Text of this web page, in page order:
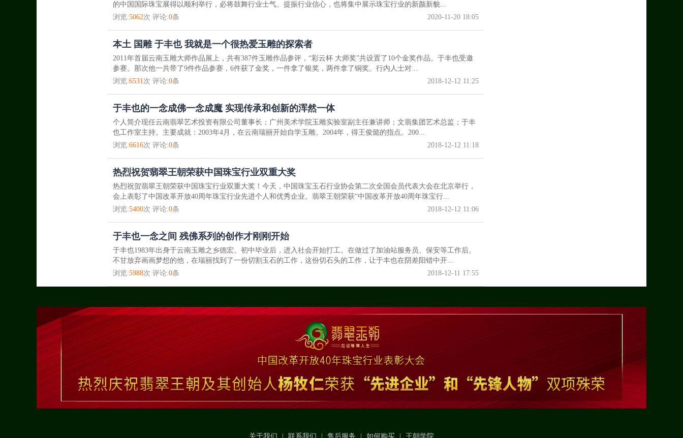
的中国国际珠宝展得以顺利举行，必将鼓舞行业士气、提振行业信心，也将集中展示珠宝行业的新颜新貌...
浏览:5062次 评论:0条 2020-11-20 18:05
本土 国雕 于丰也 我就是一个很热爱玉雕的探索者
2011年首届云南玉雕大师作品展上，共有387件玉雕作品参评，“彩云杯 大师奖”共设置了10个金奖作品。于丰也受邀
参赛。那次他一共带了9件作品参赛，6件获了金奖，一件拿了银奖，两件拿了铜奖。行内人士对...
浏览:6531次 评论:0条 2018-12-12 11:25
于丰也的一念成佛一念成魔 实现传承和创新的浑然一体
个人简介现任云南翡翠艺术投资有限公司董事长；广州美术学院玉雕实验室副主任兼讲师；文翡集团艺术总监；于丰
也工作室主持。主要成就：2003年4月，在云南瑞丽开始自学玉雕。2004年，得王俊懿的指点。200...
浏览:6616次 评论:0条 2018-12-12 11:18
热烈祝贺翡翠王朝荣获中国珠宝行业双重大奖
热烈祝贺翡翠王朝荣获中国珠宝行业双重大奖！今天，中国珠宝玉石行业协会第二次全国会员代表大会在北京举行，
会上表彰了中国改革开放40周年珠宝行业先进个人和优秀企业。翡翠王朝荣获“中国改革开放40周年珠宝行...
浏览:5400次 评论:0条 2018-12-12 11:06
于丰也一念之间 残佛系列的创作才刚刚开始
于丰也1983年出身于云南玉雕之乡德宏。初中毕业后，进入社会开始打工。在做过了加油站服务员、保安等工作后。
不甘放弃画画梦想的他，在瑞丽找到了一份切割玉石的工作，这份切石头的工作，让于丰也在阴差阳错中开...
浏览:5988次 评论:0条 2018-12-11 17:55
关于我们 联系我们 售后服务 如何购买 王朝学院